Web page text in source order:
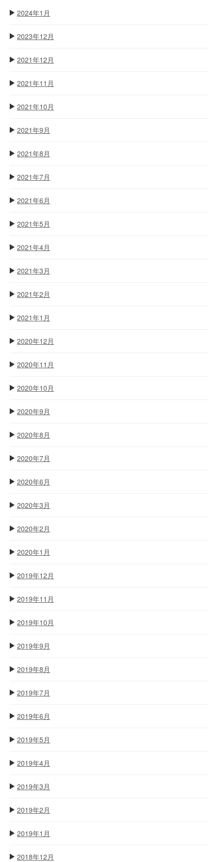
2024年1月
2023年12月
2021年12月
2021年11月
2021年10月
2021年9月
2021年8月
2021年7月
2021年6月
2021年5月
2021年4月
2021年3月
2021年2月
2021年1月
2020年12月
2020年11月
2020年10月
2020年9月
2020年8月
2020年7月
2020年6月
2020年3月
2020年2月
2020年1月
2019年12月
2019年11月
2019年10月
2019年9月
2019年8月
2019年7月
2019年6月
2019年5月
2019年4月
2019年3月
2019年2月
2019年1月
2018年12月